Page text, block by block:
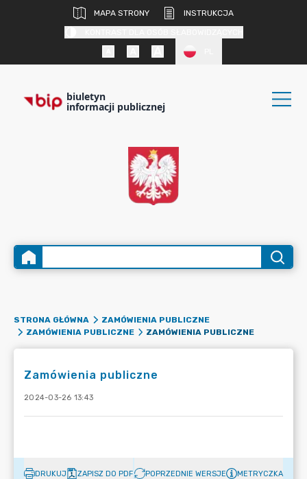
MAPA STRONY
INSTRUKCJA
biuletyn
informacji publicznej
STRONA GŁÓWNA
ZAMÓWIENIA PUBLICZNE
ZAMÓWIENIA PUBLICZNE
ZAMÓWIENIA PUBLICZNE
Zamówienia publiczne
2024-03-26 13:43
DRUKUJ ZAPISZ DO PDF POPRZEDNIE WERSJE METRYCZKA